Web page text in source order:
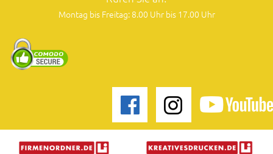
Montag bis Freitag: 8.00 Uhr bis 17.00 Uhr